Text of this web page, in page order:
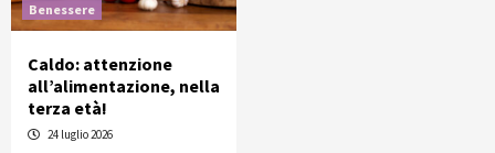
Benessere
Caldo: attenzione
all’alimentazione, nella
terza età!
24 luglio 2026